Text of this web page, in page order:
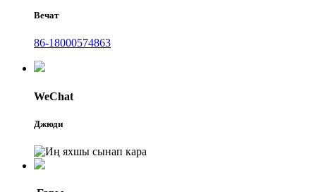
Вечат
86-18000574863
WeChat
Джюди